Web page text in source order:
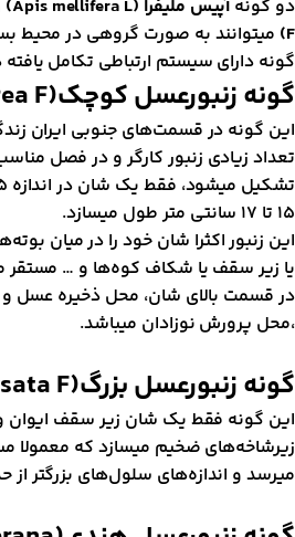
گونهآپیس ملیفرا (Apis mellifera L)
میتوانند به صورت گروهی در محیط
دارای سیستم ارتباطی تکامل
زنبورعسل کوچک(F
گونه در قسمت‌های جنوبی ایران
زیادی زنبور کارگر و در فصل
متر طول میسازد.
زنبور اکثرا شان خود را در میان
زیر سقف یا شکاف کوه‌ها و … مستقر
قسمت بالای شان، محل ذخیره عسل
پرورش نوزادان میباشد.
زنبورعسل بزرگ(F
گونه فقط یک شان زیر سقف ایوان
ضخیم میسازد که معمولا
و اندازه‌های سلول‌های بزرگتر از